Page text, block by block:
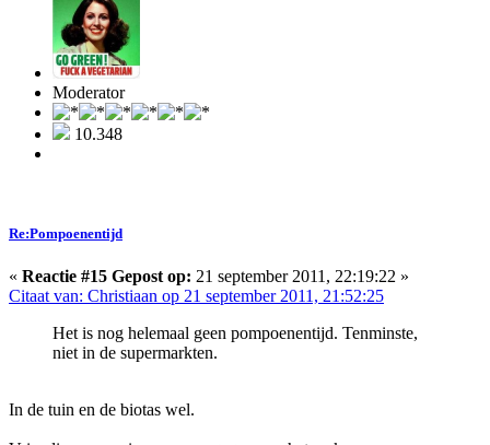
Moderator
10.348
Re:Pompoenentijd
« Reactie #15 Gepost op: 21 september 2011, 22:19:22 »
Citaat van: Christiaan op 21 september 2011, 21:52:25
Het is nog helemaal geen pompoenentijd. Tenminste,
niet in de supermarkten.
In de tuin en de biotas wel.